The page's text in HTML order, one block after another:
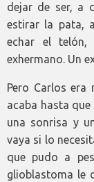
dejar de ser, a
estirar la pata,
echar el
exhermano. Un
Pero Carlos
acaba hasta
una sonrisa y
vaya si lo
que pudo a
glioblastoma le